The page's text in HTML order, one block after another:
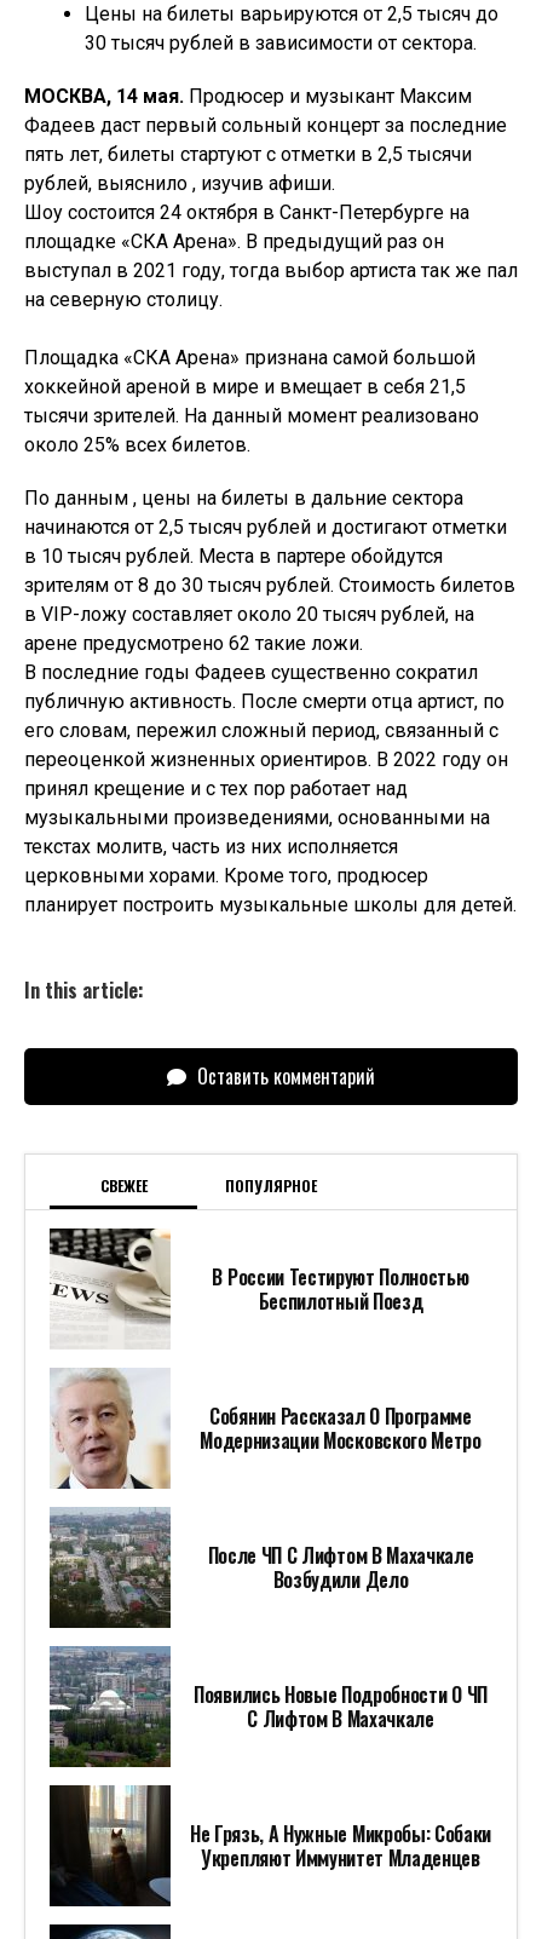
Цены на билеты варьируются от 2,5 тысяч до
30 тысяч рублей в зависимости от сектора.
МОСКВА, 14 мая. Продюсер и музыкант Максим
Фадеев даст первый сольный концерт за последние
пять лет, билеты стартуют с отметки в 2,5 тысячи
рублей, выяснило , изучив афиши.
Шоу состоится 24 октября в Санкт-Петербурге на
площадке «СКА Арена». В предыдущий раз он
выступал в 2021 году, тогда выбор артиста так же пал
на северную столицу.
Площадка «СКА Арена» признана самой большой
хоккейной ареной в мире и вмещает в себя 21,5
тысячи зрителей. На данный момент реализовано
около 25% всех билетов.
По данным , цены на билеты в дальние сектора
начинаются от 2,5 тысяч рублей и достигают отметки
в 10 тысяч рублей. Места в партере обойдутся
зрителям от 8 до 30 тысяч рублей. Стоимость билетов
в VIP-ложу составляет около 20 тысяч рублей, на
арене предусмотрено 62 такие ложи.
В последние годы Фадеев существенно сократил
публичную активность. После смерти отца артист, по
его словам, пережил сложный период, связанный с
переоценкой жизненных ориентиров. В 2022 году он
принял крещение и с тех пор работает над
музыкальными произведениями, основанными на
текстах молитв, часть из них исполняется
церковными хорами. Кроме того, продюсер
планирует построить музыкальные школы для детей.
In this article:
Оставить комментарий
СВЕЖЕЕ ПОПУЛЯРНОЕ
В России Тестируют Полностью
Беспилотный Поезд
Собянин Рассказал О Программе
Модернизации Московского Метро
После ЧП С Лифтом В Махачкале
Возбудили Дело
Появились Новые Подробности О ЧП
С Лифтом В Махачкале
Не Грязь, А Нужные Микробы: Собаки
Укрепляют Иммунитет Младенцев